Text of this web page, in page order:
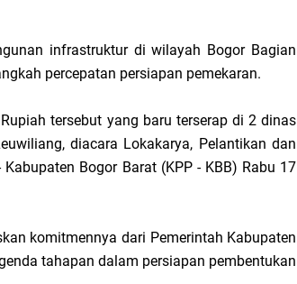
infrastruktur di wilayah Bogor Bagian
percepatan persiapan pemekaran.
tersebut yang baru terserap di 2 dinas
diacara Lokakarya, Pelantikan dan
Bogor Barat (KPP - KBB) Rabu 17
komitmennya dari Pemerintah Kabupaten
tahapan dalam persiapan pembentukan